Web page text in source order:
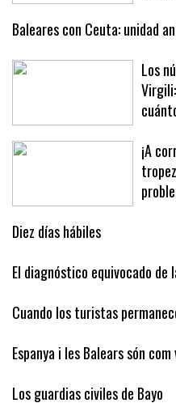
Baleares con Ceuta: unidad
Los
¡A
Diez días hábiles
El diagnóstico equivocado de
Cuando los turistas
Espanya i les Balears són com
Los guardias civiles de Bayo